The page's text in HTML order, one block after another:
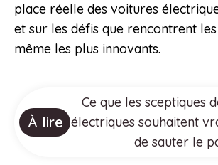
place réelle des voitures
et sur les défis que rencontrent
même les plus innovants.
À lire
Ce que les sceptiques
électriques souhaitent
de sauter le